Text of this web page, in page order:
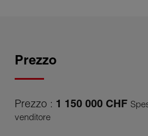
Prezzo
Prezzo : 1 150 000 CHF
venditore